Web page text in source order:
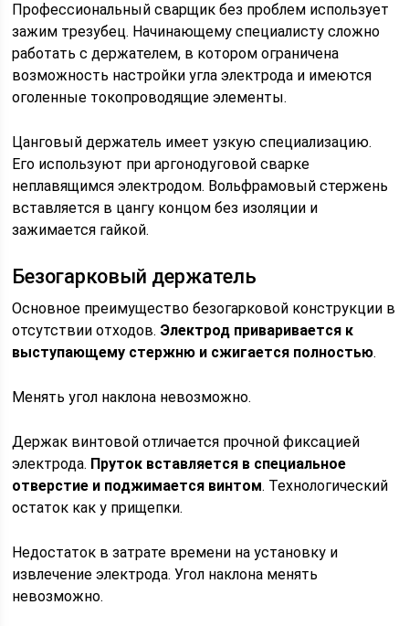
Профессиональный сварщик без проблем использует
зажим трезубец. Начинающему специалисту сложно
работать с держателем, в котором ограничена
возможность настройки угла электрода и имеются
оголенные токопроводящие элементы.
Цанговый держатель имеет узкую специализацию.
Его используют при аргонодуговой сварке
неплавящимся электродом. Вольфрамовый стержень
вставляется в цангу концом без изоляции и
зажимается гайкой.
Безогарковый держатель
Основное преимущество безогарковой конструкции в
отсутствии отходов. Электрод приваривается к
выступающему стержню и сжигается полностью.
Менять угол наклона невозможно.
Держак винтовой отличается прочной фиксацией
электрода. Пруток вставляется в специальное
отверстие и поджимается винтом. Технологический
остаток как у прищепки.
Недостаток в затрате времени на установку и
извлечение электрода. Угол наклона менять
невозможно.